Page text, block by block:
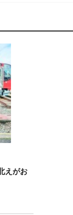
えがお